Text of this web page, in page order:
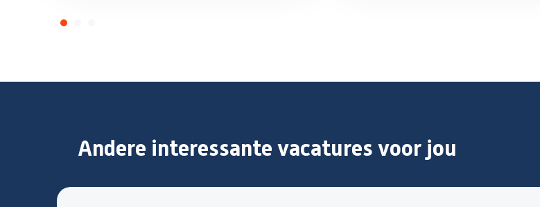
Andere interessante vacatures voor jou